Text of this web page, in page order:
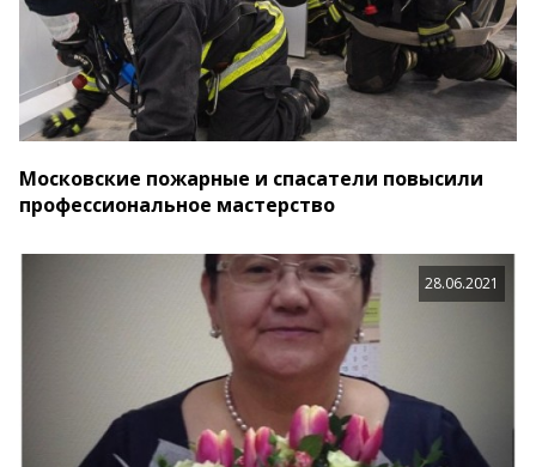
Московские пожарные и спасатели повысили
профессиональное мастерство
28.06.2021